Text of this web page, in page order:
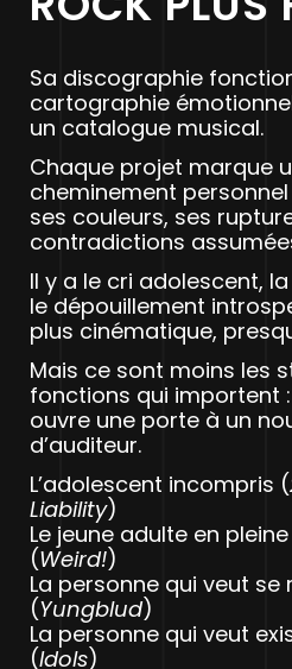
Sa discographie
cartographie
un catalogue musical.
Chaque projet marque
cheminement
ses couleurs, ses
contradictions
Il y a le cri adolescent,
le dépouillement
plus cinématique,
Mais ce sont moins les
fonctions qui importent
ouvre une porte à un
d’auditeur.
L’adolescent incompris (
Liability)
Le jeune adulte en
(Weird!)
La personne qui veut se
(Yungblud)
La personne qui veut
(Idols)